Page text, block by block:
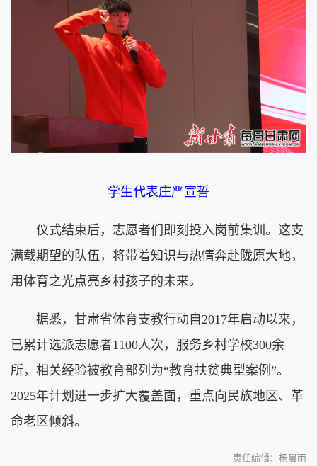
学生代表庄严宣誓
仪式结束后，志愿者们即刻投入岗前集训。这支
满载期望的队伍，将带着知识与热情奔赴陇原大地，
用体育之光点亮乡村孩子的未来。
据悉，甘肃省体育支教行动自2017年启动以来，
已累计选派志愿者1100人次，服务乡村学校300余
所，相关经验被教育部列为“教育扶贫典型案例”。
2025年计划进一步扩大覆盖面，重点向民族地区、革
命老区倾斜。
责任编辑：杨晨雨